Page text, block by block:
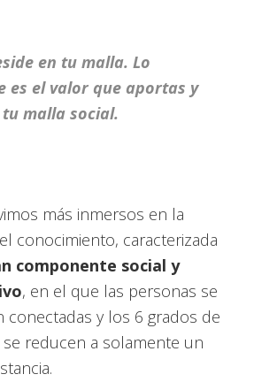
en tu malla. Lo
es el valor que aportas y
malla social.
más inmersos en la
conocimiento, caracterizada
componente social y
, en el que las personas se
conectadas y los 6 grados de
se reducen a solamente un